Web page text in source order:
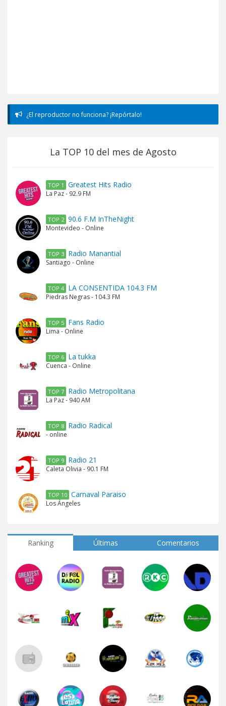
¿El reproductor no funciona? ¡Repórtalo!
La TOP 10 del mes de Agosto
TOP 1 Greatest Hits Radio
La Paz - 92.9 FM
TOP 2 90.6 F.M InTheNight
Montevideo - Online
TOP 3 Radio Manantial
Santiago - Online
TOP 4 LA CONSENTIDA 104.3 FM
Piedras Negras - 104.3 FM
TOP 5 Fans Radio
Lima - Online
TOP 6 La tukka
Cuenca - Online
TOP 7 Radio Metropolitana
La Paz - 940 AM
TOP 8 Radio Radical
- online
TOP 9 Radio 21
Caleta Olivia - 90.1 FM
TOP 10 Carnaval Paraiso
Los Ángeles
Ranking Últimas Comentarios